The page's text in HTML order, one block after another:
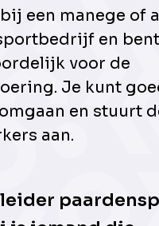
een manege of
en bent
voor de
Je kunt
en stuurt
aan.